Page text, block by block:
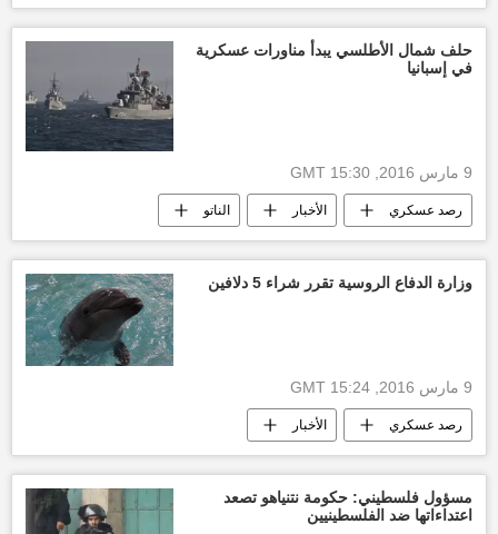
حلف شمال الأطلسي يبدأ مناورات عسكرية
في إسبانيا
9 مارس 2016, 15:30 GMT
رصد عسكري الأخبار الناتو
أخبار إسبانيا
وزارة الدفاع الروسية تقرر شراء 5 دلافين
9 مارس 2016, 15:24 GMT
رصد عسكري الأخبار
مسؤول فلسطيني: حكومة نتنياهو تصعد
اعتداءاتها ضد الفلسطينيين